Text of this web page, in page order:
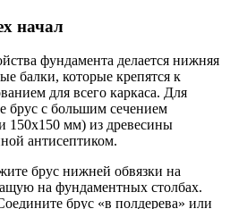
начал
фундамента делается нижняя
балки, которые крепятся к
для всего каркаса. Для
брус с большим сечением
150х150 мм) из древесины
антисептиком.
брус нижней обвязки на
на фундаментных столбах.
брус «в полдерева» или